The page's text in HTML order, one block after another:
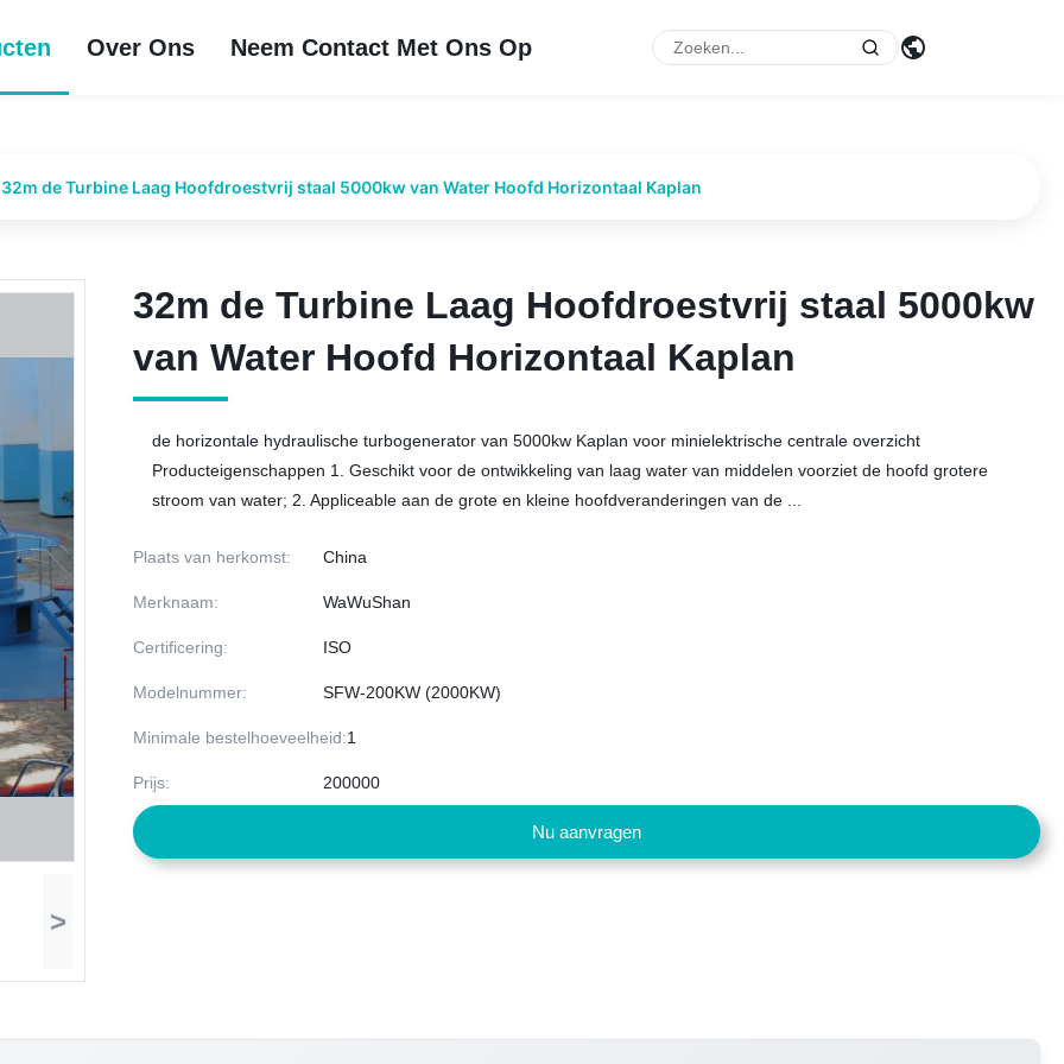
Over Ons Neem Contact Met Ons Op
32m de Turbine Laag Hoofdroestvrij staal 5000kw van Water Hoofd Horizontaal Kaplan
>
32m de Turbine Laag Hoofdroestvrij staal 5000kw
van Water Hoofd Horizontaal Kaplan
32m de Turbine Laag Hoofdroestvrij staal 5000kw
van Water Hoofd Horizontaal Kaplan
de horizontale hydraulische turbogenerator van 5000kw Kaplan voor minielektrische centrale overzicht
Producteigenschappen 1. Geschikt voor de ontwikkeling van laag water van middelen voorziet de hoofd grotere
stroom van water; 2. Appliceable aan de grote en kleine hoofdveranderingen van de ...
Plaats van herkomst: China
Merknaam: WaWuShan
Certificering: ISO
Modelnummer: SFW-200KW (2000KW)
Minimale bestelhoeveelheid:1
Prijs: 200000
Nu aanvragen